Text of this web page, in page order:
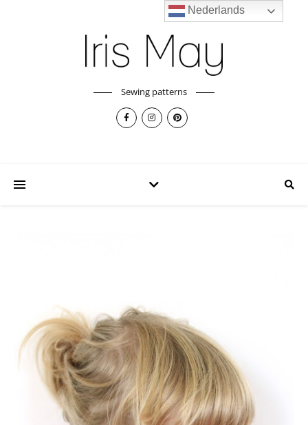
Sewing patterns
Nederlands